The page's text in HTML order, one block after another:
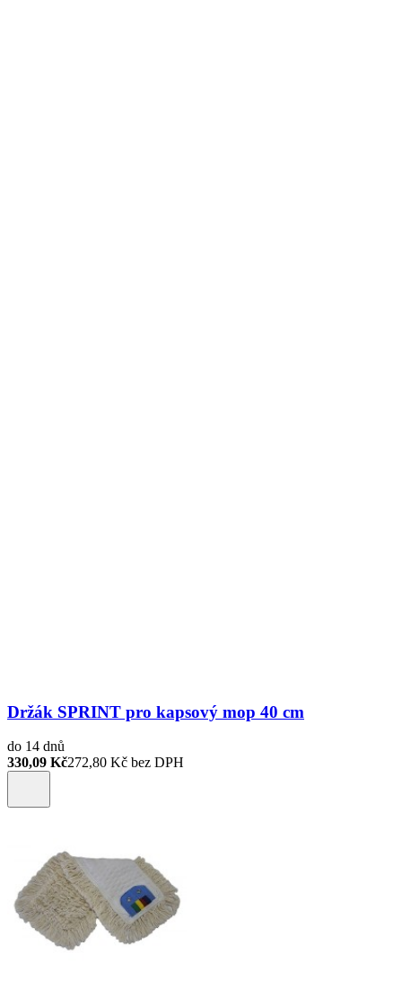
Držák SPRINT pro kapsový mop 40 cm
do 14 dnů
330,09 Kč272,80 Kč bez DPH